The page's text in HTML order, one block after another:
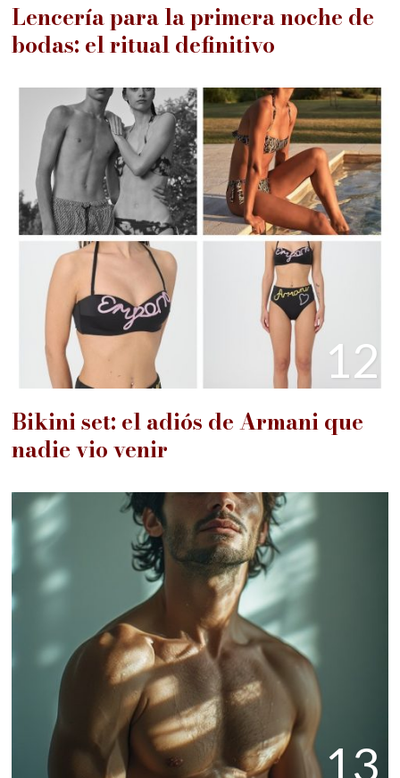
Lencería para la primera noche de
bodas: el ritual definitivo
12
Bikini set: el adiós de Armani que
nadie vio venir
13